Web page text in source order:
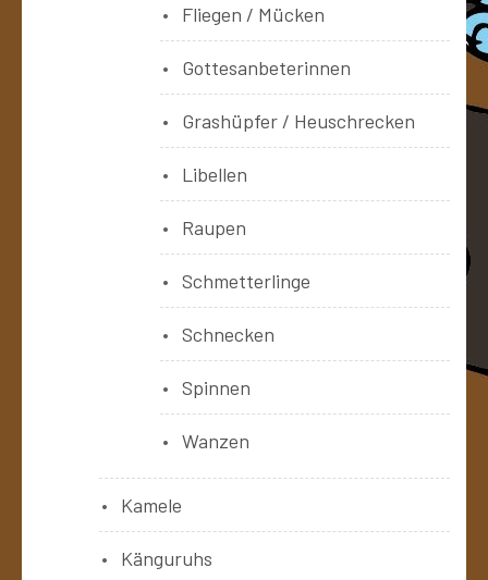
Fliegen / Mücken
Gottesanbeterinnen
Grashüpfer / Heuschrecken
Libellen
Raupen
Schmetterlinge
Schnecken
Spinnen
Wanzen
Kamele
Känguruhs